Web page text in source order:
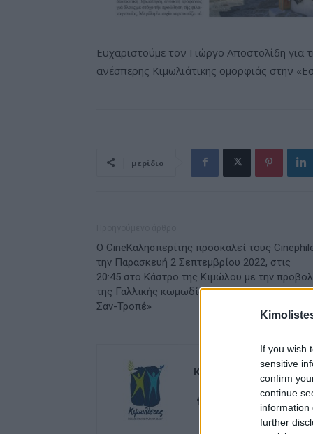
If you wish
sensitive
confirm
continue
information
further
Ευχαριστούμε τον Γιώργο Αποστολίδη για
ανέσπερης Κιμωλιάτικης ομορφιάς στην
μερίδιο
Ο CineΚαλησπερίτης προσκαλεί τους
την Παρασκευή 2 Σεπτεμβρίου 2022, στις
20:45 στο Κάστρο της Κιμώλου με την
της Γαλλικής κωμωδίας «Ο Χωροφύλακας
Σαν-Τροπέ»
Kimolistes Team